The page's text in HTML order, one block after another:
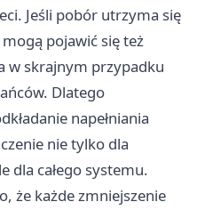
Jeśli pobór utrzyma się
pojawić się też
w skrajnym przypadku
Dlatego
napełniania
nie tylko dla
dla całego systemu.
że każde zmniejszenie